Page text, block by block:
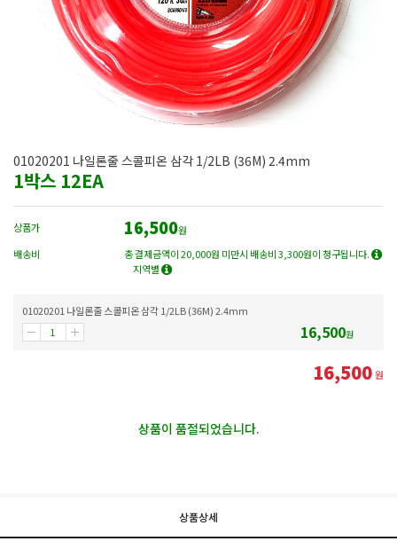
01020201 나일론줄 스콜피온 삼각 1/2LB (36M) 2.4mm
1박스 12EA
상품가 16,500원
배송비
총 결제금액이 20,000원 미만시 배송비 3,300원이 청구됩니다.
지역별
01020201 나일론줄 스콜피온 삼각 1/2LB (36M) 2.4mm
16,500원
16,500원
상품이 품절되었습니다.
상품상세